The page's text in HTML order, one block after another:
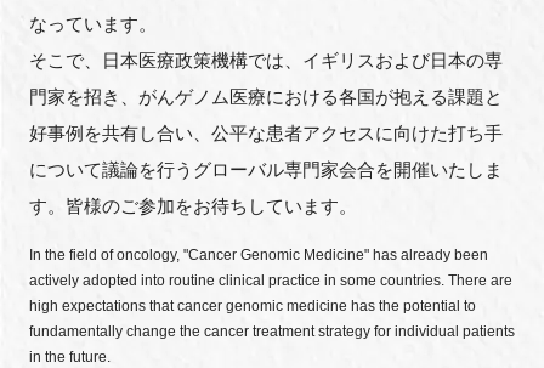
なっています。
そこで、日本医療政策機構では、イギリスおよび日本の専
門家を招き、がんゲノム医療における各国が抱える課題と
好事例を共有し合い、公平な患者アクセスに向けた打ち手
について議論を行うグローバル専門家会合を開催いたしま
す。皆様のご参加をお待ちしています。
In the field of oncology, "Cancer Genomic Medicine" has already been
actively adopted into routine clinical practice in some countries. There are
high expectations that cancer genomic medicine has the potential to
fundamentally change the cancer treatment strategy for individual patients
in the future.